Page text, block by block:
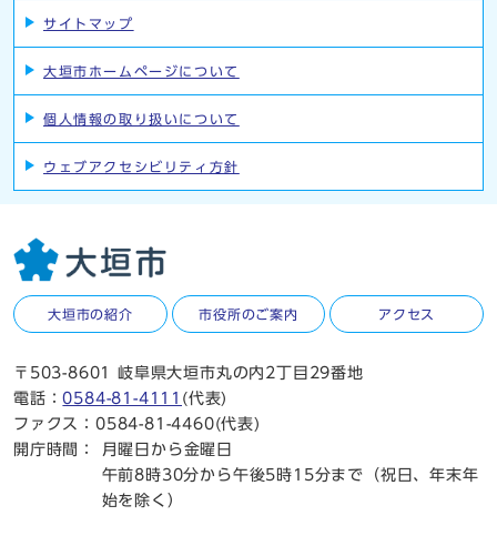
サイトマップ
大垣市ホームページについて
個人情報の取り扱いについて
ウェブアクセシビリティ方針
大垣市の紹介 市役所のご案内 アクセス
〒503-8601 岐阜県大垣市丸の内2丁目29番地
電話：0584-81-4111 (代表)
ファクス：0584-81-4460(代表)
開庁時間：
月曜日から金曜日
午前8時30分から午後5時15分まで（祝日、年末年
始を除く）